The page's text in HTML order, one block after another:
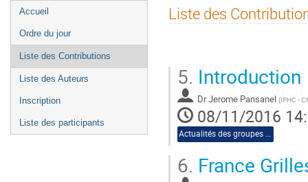
Menu
de
l'événement
Accueil
Ordre du jour
Liste des Contributions
Liste des Auteurs
Inscription
Liste des participants
Liste des
5. Introduction
DrJerome Pansanel (IPHC -
08/11/2016
Actualités des groupes de travail
6. France